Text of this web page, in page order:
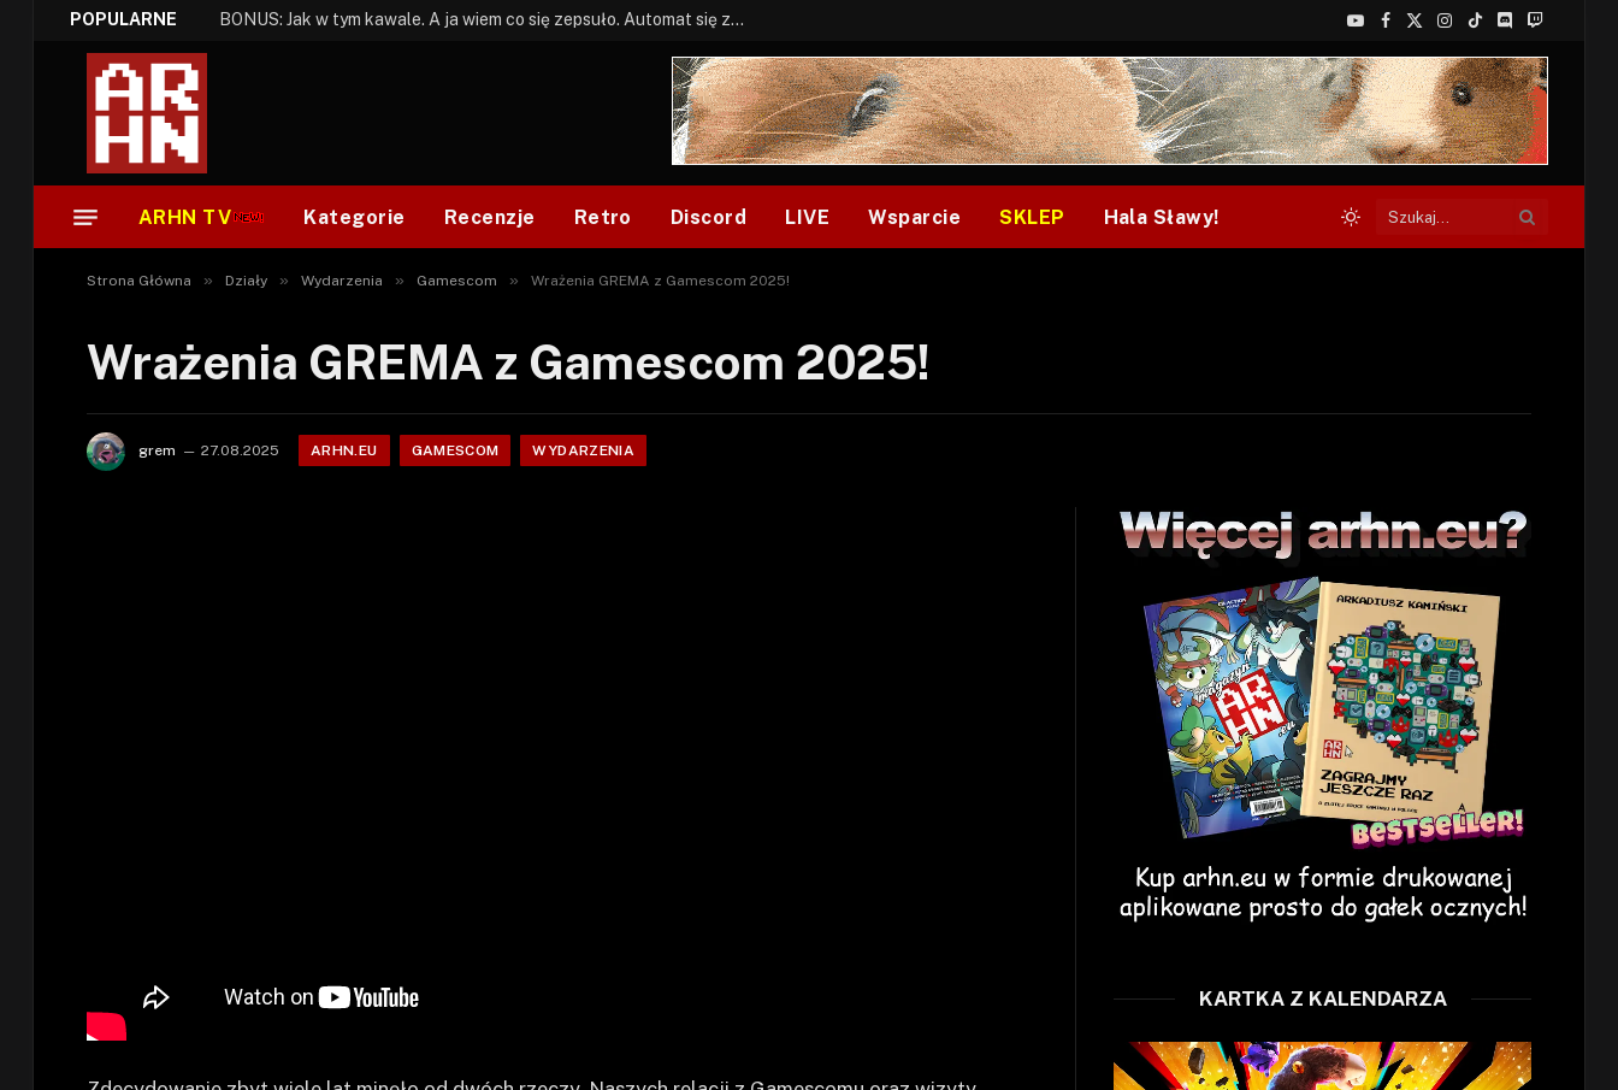
POPULARNE BONUS: Jak w tym kawale. A ja wiem co się zepsuło. Automat się zepsuł.
YouTube
Facebook
X
(Twitter)
Instagram
TikTokDiscordTwitch
ARHN TV Kategorie Recenzje Retro Discord LIVE Wsparcie SKLEP Hala Sławy!
Strona Główna » Działy » Wydarzenia » Gamescom » Wrażenia GREMA z Gamescom 2025!
Wrażenia GREMA z Gamescom 2025!
grem 27.08.2025 ARHN.EU GAMESCOM WYDARZENIA
KARTKA Z KALENDARZA